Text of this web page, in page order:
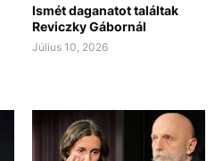
Ismét daganatot találtak
Reviczky Gábornál
Július 10, 2026